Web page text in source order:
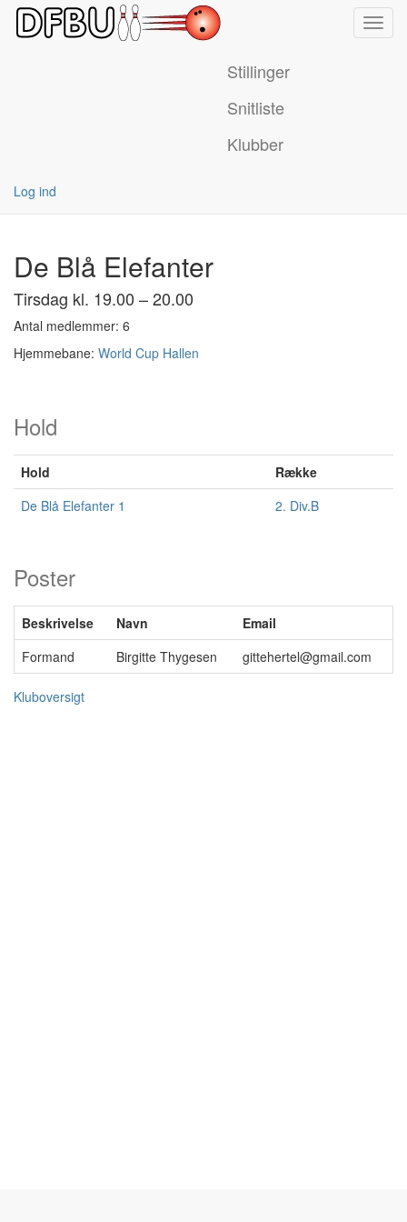
Stillinger
Snitliste
Klubber
Log ind
De Blå Elefanter
Tirsdag kl. 19.00 – 20.00
Antal medlemmer: 6
Hjemmebane: World Cup Hallen
Hold
Hold
Række
De Blå Elefanter 1
2. Div.B
Poster
Beskrivelse Navn
Email
Formand
Birgitte Thygesen gittehertel@gmail.com
Kluboversigt